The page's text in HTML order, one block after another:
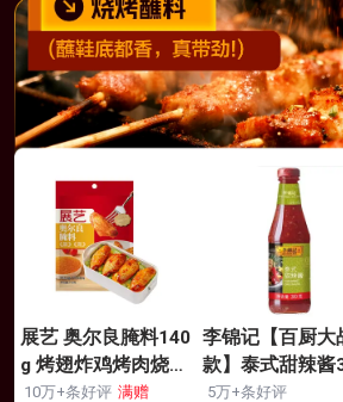
展艺 奥尔良腌料140
g 烤翅炸鸡烤肉烧烤
料腌肉料调味料
10万+条好评 满赠
李锦记【百厨大
款】泰式甜辣酱
烧烤火锅炸鸡块
5万+条好评